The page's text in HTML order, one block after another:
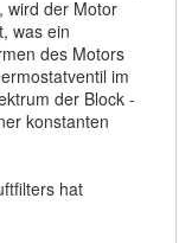
wird der Motor
was ein
des Motors
im
der Block -
konstanten
hat